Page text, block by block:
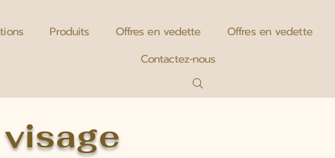
Produits Offres en vedette
Offres en vedette
Contactez-nous